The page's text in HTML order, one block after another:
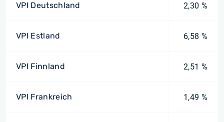
VPI Deutschland 2,30 %
VPI Estland 6,58 %
VPI Finnland 2,51 %
VPI Frankreich 1,49 %